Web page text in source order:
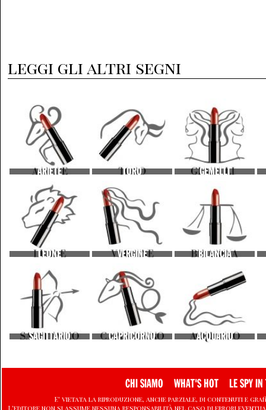
leggi gli altri segni
ARIETE TORO GEMELLI
LEONE VERGINE BILANCIA
SAGITTARIO CAPRICORNO ACQUARIO
CHI SIAMO WHAT'S HOT LE SPY IN
E' vietata la riproduzione, anche parziale, di contenuti e
L'editore non si assume nessuna responsabilità nel caso di errori